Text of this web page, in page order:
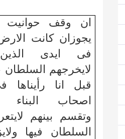
ان وقف حوانیت
یجوزان کانت
فی ایدی الذین
لایخرجھم السلطان
قبل انا رأیناھا
اصحاب البناء
وتقسم بینھم
السلطان فیھا